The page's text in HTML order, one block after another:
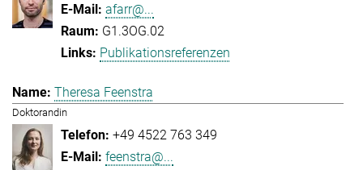
afarr@...
G1.3OG.02
Publikationsreferenzen
Theresa Feenstra
Doktorandin
+49 4522 763 349
feenstra@...